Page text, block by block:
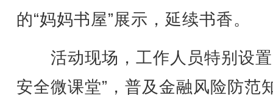
的“妈妈书屋”展示，延续书香。
活动现场，工作人员特别设置
安全微课堂”，普及金融风险防范